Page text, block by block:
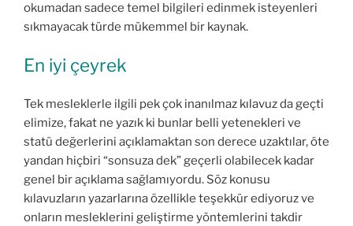
okumadan sadece temel bilgileri edinmek isteyenleri
sıkmayacak türde mükemmel bir kaynak.
En iyi çeyrek
Tek mesleklerle ilgili pek çok inanılmaz kılavuz da geçti
elimize, fakat ne yazık ki bunlar belli yetenekleri ve
statü değerlerini açıklamaktan son derece uzaktılar, öte
yandan hiçbiri “sonsuza dek” geçerli olabilecek kadar
genel bir açıklama sağlamıyordu. Söz konusu
kılavuzların yazarlarına özellikle teşekkür ediyoruz ve
onların mesleklerini geliştirme yöntemlerini takdir